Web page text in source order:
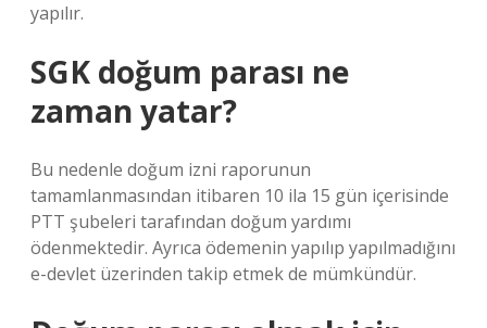
yapılır.
SGK doğum parası ne
zaman yatar?
Bu nedenle doğum izni raporunun
tamamlanmasından itibaren 10 ila 15 gün içerisinde
PTT şubeleri tarafından doğum yardımı
ödenmektedir. Ayrıca ödemenin yapılıp yapılmadığını
e-devlet üzerinden takip etmek de mümkündür.